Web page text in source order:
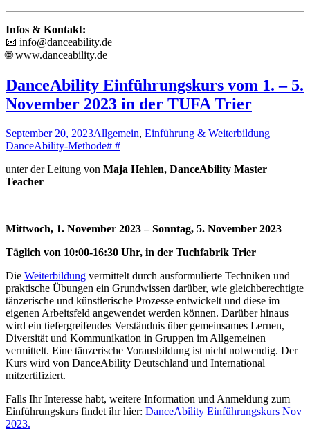
Infos & Kontakt:
📧 info@danceability.de
🌐www.danceability.de
DanceAbility Einführungskurs vom 1. – 5.
November 2023 in der TUFA Trier
September 20, 2023Allgemein, Einführung & Weiterbildung
DanceAbility-Methode# #
unter der Leitung von Maja Hehlen, DanceAbility Master
Teacher
Mittwoch, 1. November 2023 – Sonntag, 5. November 2023
Täglich von 10:00-16:30 Uhr, in der Tuchfabrik Trier
Die Weiterbildung vermittelt durch ausformulierte Techniken und
praktische Übungen ein Grundwissen darüber, wie gleichberechtigte
tänzerische und künstlerische Prozesse entwickelt und diese im
eigenen Arbeitsfeld angewendet werden können. Darüber hinaus
wird ein tiefergreifendes Verständnis über gemeinsames Lernen,
Diversität und Kommunikation in Gruppen im Allgemeinen
vermittelt. Eine tänzerische Vorausbildung ist nicht notwendig. Der
Kurs wird von DanceAbility Deutschland und International
mitzertifiziert.
Falls Ihr Interesse habt, weitere Information und Anmeldung zum
Einführungskurs findet ihr hier: DanceAbility Einführungskurs Nov
2023.